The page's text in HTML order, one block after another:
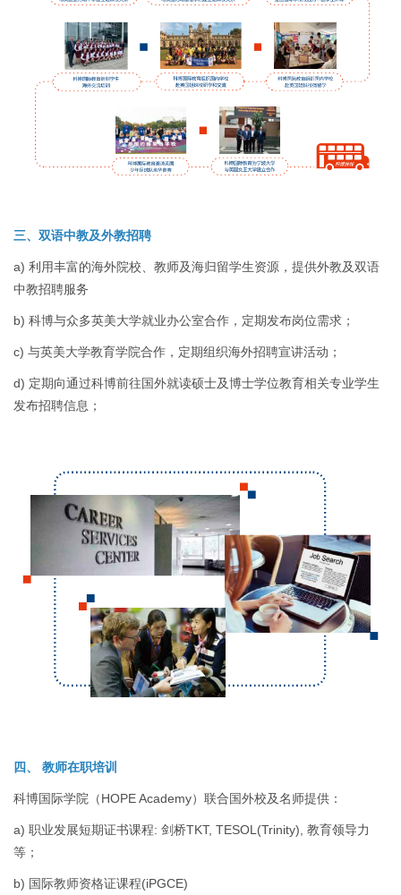
三、双语中教及外教招聘
a) 利用丰富的海外院校、教师及海归留学生资源，提供外教及双语
中教招聘服务
b) 科博与众多英美大学就业办公室合作，定期发布岗位需求；
c) 与英美大学教育学院合作，定期组织海外招聘宣讲活动；
d) 定期向通过科博前往国外就读硕士及博士学位教育相关专业学生
发布招聘信息；
四、 教师在职培训
科博国际学院（HOPE Academy）联合国外校及名师提供：
a) 职业发展短期证书课程: 剑桥TKT, TESOL(Trinity), 教育领导力
等；
b) 国际教师资格证课程(iPGCE)